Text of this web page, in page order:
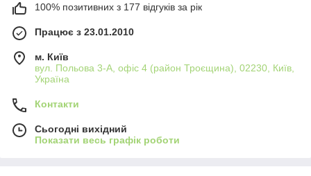
100% позитивних з 177 відгуків за рік
Працює з 23.01.2010
м. Київ
вул. Польова 3-А, офіс 4 (район Троєщина), 02230, Київ,
Україна
Контакти
Сьогодні вихідний
Показати весь графік роботи